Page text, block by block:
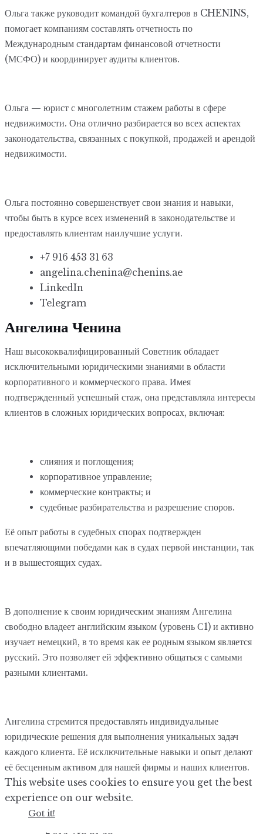
Ольга также руководит командой бухгалтеров в CHENINS,
помогает компаниям составлять отчетность по
Международным стандартам финансовой отчетности
(МСФО) и координирует аудиты клиентов.
Ольга — юрист с многолетним стажем работы в сфере
недвижимости. Она отлично разбирается во всех аспектах
законодательства, связанных с покупкой, продажей и арендой
недвижимости.
Ольга постоянно совершенствует свои знания и навыки,
чтобы быть в курсе всех изменений в законодательстве и
предоставлять клиентам наилучшие услуги.
+7 916 453 31 63
angelina.chenina@chenins.ae
LinkedIn
Telegram
Ангелина Ченина
Наш высококвалифицированный Советник обладает
исключительными юридическими знаниями в области
корпоративного и коммерческого права. Имея
подтвержденный успешный стаж, она представляла интересы
клиентов в сложных юридических вопросах, включая:
слияния и поглощения;
корпоративное управление;
коммерческие контракты; и
судебные разбирательства и разрешение споров.
Её опыт работы в судебных спорах подтвержден
впечатляющими победами как в судах первой инстанции, так
и в вышестоящих судах.
В дополнение к своим юридическим знаниям Ангелина
свободно владеет английским языком (уровень С1) и активно
изучает немецкий, в то время как ее родным языком является
русский. Это позволяет ей эффективно общаться с самыми
разными клиентами.
Ангелина стремится предоставлять индивидуальные
юридические решения для выполнения уникальных задач
каждого клиента. Её исключительные навыки и опыт делают
её бесценным активом для нашей фирмы и наших клиентов.
This website uses cookies to ensure you get the best
experience on our website.
Got it!